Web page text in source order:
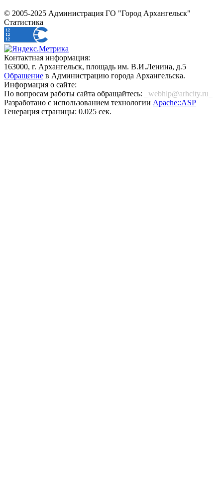
© 2005-2025 Администрация ГО "Город Архангельск"
Статистика
Контактная информация:
163000, г. Архангельск, площадь им. В.И.Ленина, д.5
Обращение в Администрацию города Архангельска.
Информация о сайте:
По вопросам работы сайта обращайтесь:
_webhlp@arhcity.ru_
Разработано с использованием технологии Apache::ASP
Генерация страницы: 0.025 сек.